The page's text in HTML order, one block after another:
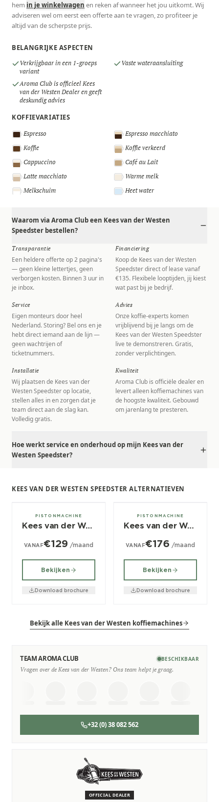
hem in je winkelwagen en reken af wanneer het jou uitkomt. Wij
adviseren wel om eerst een offerte aan te vragen, zo profiteer je
altijd van de scherpste prijs.
BELANGRIJKE ASPECTEN
Verkrijgbaar in een 1-groeps
variant
Vaste wateraansluiting
Aroma Club is officieel Kees
van der Westen Dealer en geeft
deskundig advies
KOFFIEVARIATIES
Espresso
Espresso macchiato
Koffie
Koffie verkeerd
Cappuccino
Café au Lait
Latte macchiato
Warme melk
Melkschuim
Heet water
Waarom via Aroma Club een Kees van der Westen
Speedster bestellen?
Transparantie
Een heldere offerte op 2 pagina's
— geen kleine lettertjes, geen
verborgen kosten. Binnen 3 uur in
je inbox.
Financiering
Koop de Kees van der Westen
Speedster direct of lease vanaf
€135. Flexibele looptijden, jij kiest
wat past bij je bedrijf.
Service
Eigen monteurs door heel
Nederland. Storing? Bel ons en je
hebt direct iemand aan de lijn —
geen wachtrijen of
ticketnummers.
Advies
Onze koffie-experts komen
vrijblijvend bij je langs om de
Kees van der Westen Speedster
live te demonstreren. Gratis,
zonder verplichtingen.
Installatie
Wij plaatsen de Kees van der
Westen Speedster op locatie,
stellen alles in en zorgen dat je
team direct aan de slag kan.
Volledig gratis.
Kwaliteit
Aroma Club is officiële dealer en
levert alleen koffiemachines van
de hoogste kwaliteit. Gebouwd
om jarenlang te presteren.
Hoe werkt service en onderhoud op mijn Kees van der
Westen Speedster?
KEES VAN DER WESTEN SPEEDSTER ALTERNATIEVEN
2, 3 groeps
PISTONMACHINE
Kees van der Westen Mirage
VANAF€129 /maand
Bekijken
Download brochure
2, 3 groeps
PISTONMACHINE
Kees van der Westen Slim Jim
VANAF€176 /maand
Bekijken
Download brochure
Bekijk alle Kees van der Westen koffiemachines
TEAM AROMA CLUB BESCHIKBAAR
Vragen over de Kees van der Westen? Ons team helpt je graag.
+32 (0) 38 082 562
OFFICIAL DEALER
Wij staan voor je klaar
Deskundige monteurs die verstand hebben van Kees van
Persoonlijk, snel en zonder gedoe.